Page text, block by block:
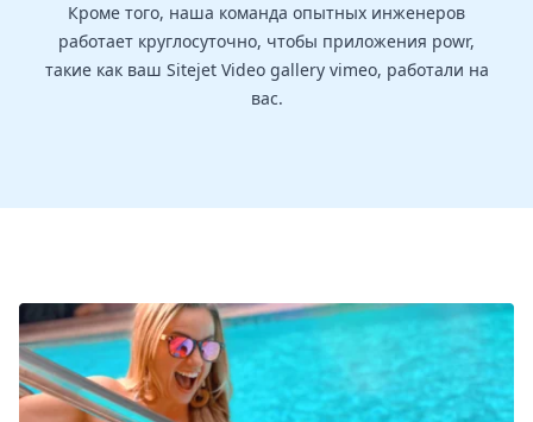
Кроме того, наша команда опытных инженеров
работает круглосуточно, чтобы приложения powr,
такие как ваш Sitejet Video gallery vimeo, работали на
вас.